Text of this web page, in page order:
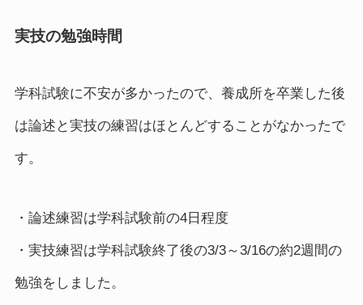
実技の勉強時間
学科試験に不安が多かったので、養成所を卒業した後
は論述と実技の練習はほとんどすることがなかったで
す。
・論述練習は学科試験前の4日程度
・実技練習は学科試験終了後の3/3～3/16の約2週間の
勉強をしました。